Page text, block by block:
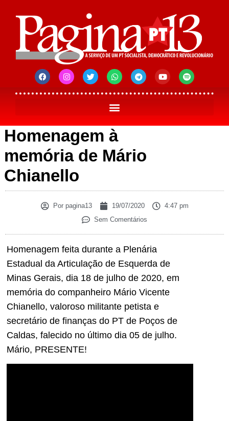
Homenagem à
memória de Mário
Chianello
Porpagina13 19/07/2020
4:47 pm
Sem Comentários
Homenagem feita durante a Plenária
Estadual da Articulação de Esquerda de
Minas Gerais, dia 18 de julho de 2020, em
memória do companheiro Mário Vicente
Chianello, valoroso militante petista e
secretário de finanças do PT de Poços de
Caldas, falecido no último dia 05 de julho.
Mário, PRESENTE!